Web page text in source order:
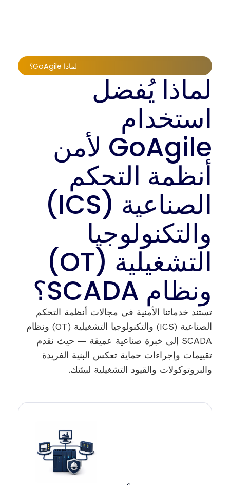
لماذا GoAgile؟
لماذا يُفضل
استخدام
GoAgile لأمن
أنظمة التحكم
الصناعية (ICS)
والتكنولوجيا
التشغيلية (OT)
ونظام SCADA؟
تستند خدماتنا الأمنية في مجالات أنظمة التحكم
الصناعية (ICS) والتكنولوجيا التشغيلية (OT) ونظام
SCADA إلى خبرة صناعية عميقة — حيث نقدم
تقييمات وإجراءات حماية تعكس البنية الفريدة
والبروتوكولات والقيود التشغيلية لبيئتك.